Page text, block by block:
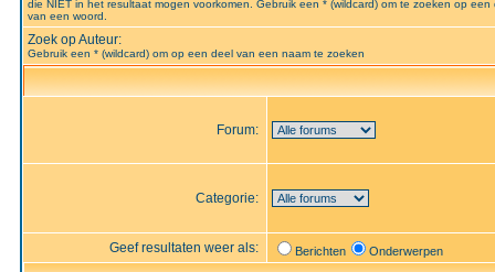
die NIET in het resultaat mogen voorkomen. Gebruik een * (wildcard) om te zoeken op een
van een woord.
Zoek op Auteur:
Gebruik een * (wildcard) om op een deel van een naam te zoeken
Forum:
Categorie:
Geef resultaten weer als: Berichten Onderwerpen